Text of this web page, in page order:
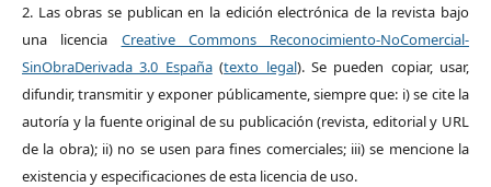
2. Las obras se publican en la edición electrónica de la revista bajo
una licencia Creative Commons Reconocimiento-NoComercial-
SinObraDerivada 3.0 España(texto legal). Se pueden copiar, usar,
difundir, transmitir y exponer públicamente, siempre que: i) se cite la
autoría y la fuente original de su publicación (revista, editorial y URL
de la obra); ii) no se usen para fines comerciales; iii) se mencione la
existencia y especificaciones de esta licencia de uso.